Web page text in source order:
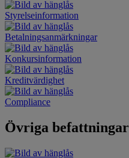
Styrelseinformation
Betalningsanmärkningar
Konkursinformation
Kreditvärdighet
Compliance
Övriga befattningar